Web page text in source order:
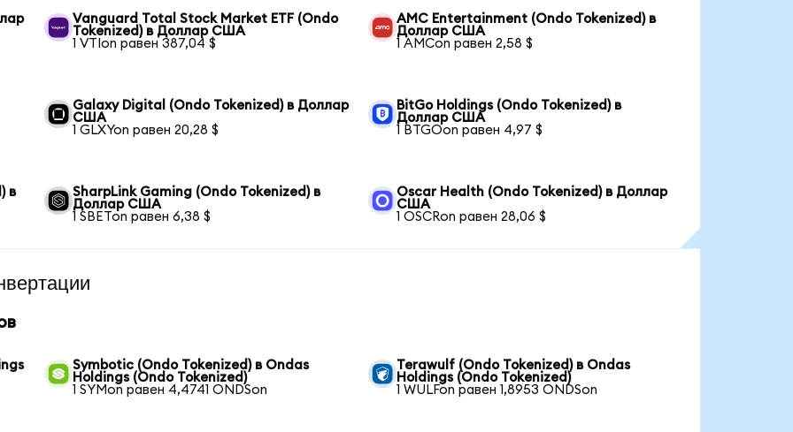
Vanguard Total Stock Market ETF (Ondo
Tokenized) в Доллар США
1 VTIon равен 387,04 $
AMC Entertainment (Ondo Tokenized) в
Доллар США
1 AMCon равен 2,58 $
Galaxy Digital (Ondo Tokenized) в Доллар
США
1 GLXYon равен 20,28 $
BitGo Holdings (Ondo Tokenized) в
Доллар США
1 BTGOon равен 4,97 $
в
SharpLink Gaming (Ondo Tokenized) в
Доллар США
1 SBETon равен 6,38 $
Oscar Health (Ondo Tokenized) в Доллар
США
1 OSCRon равен 28,06 $
Symbotic (Ondo Tokenized) в Ondas
Holdings (Ondo Tokenized)
1 SYMon равен 4,4741 ONDSon
Terawulf (Ondo Tokenized) в Ondas
Holdings (Ondo Tokenized)
1 WULFon равен 1,8953 ONDSon